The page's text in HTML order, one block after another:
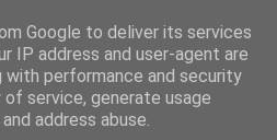
Google to deliver its services
IP address and user-agent are
with performance and security
service, generate usage
address abuse.